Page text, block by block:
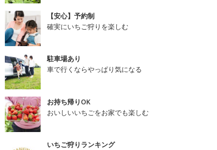
【安心】予約制
確実にいちご狩りを楽しむ
駐車場あり
車で行くならやっぱり気になる
お持ち帰りOK
おいしいいちごをお家でも楽しむ
いちご狩りランキング